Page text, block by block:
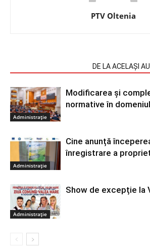
PTV Oltenia
DE LA ACELAȘI
Administrație
Modificarea și
normative în
Administrație
Cine anunță
înregistrare a
Administrație
Show de excepție la